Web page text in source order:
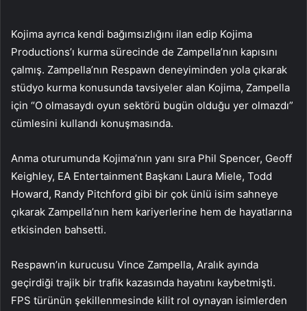
Kojima ayrıca kendi bağımsızlığını ilan edip Kojima
Productions’ı kurma sürecinde de Zampella’nın kapısını
çalmış. Zampella’nın Respawn deneyiminden yola çıkarak
stüdyo kurma konusunda tavsiyeler alan Kojima, Zampella
için “O olmasaydı oyun sektörü bugün olduğu yer olmazdı”
cümlesini kullandı konuşmasında.
Anma oturumunda Kojima’nın yanı sıra Phil Spencer, Geoff
Keighley, EA Entertainment Başkanı Laura Miele, Todd
Howard, Randy Pitchford gibi bir çok ünlü isim sahneye
çıkarak Zampella’nın hem kariyerlerine hem de hayatlarına
etkisinden bahsetti.
Respawn’ın kurucusu Vince Zampella, Aralık ayında
geçirdiği trajik bir trafik kazasında hayatını kaybetmişti.
FPS türünün şekillenmesinde kilit rol oynayan isimlerden